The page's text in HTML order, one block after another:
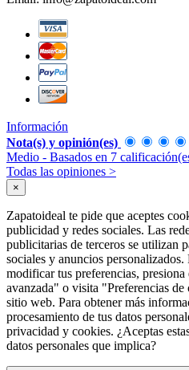
Información
Nota(s) y opinión(es)
Medio - Basados en 7
Todas las opiniones >
×
Zapatoideal te pide que aceptes
publicidad y redes sociales. Las
publicitarias de terceros se utilizan
sociales y anuncios
modificar tus preferencias,
avanzada" o visita "Preferencias
sitio web. Para obtener más
procesamiento de tus datos
privacidad y cookies. ¿Aceptas
datos personales que implica?